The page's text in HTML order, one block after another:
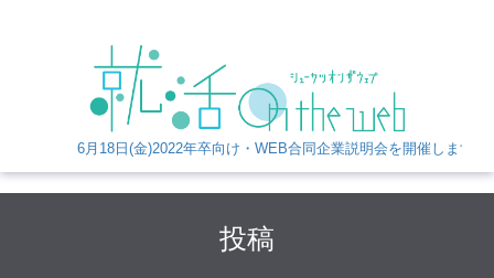
6月18日(金)2022年卒向け・WEB合同企業説明会を開催します！
投稿